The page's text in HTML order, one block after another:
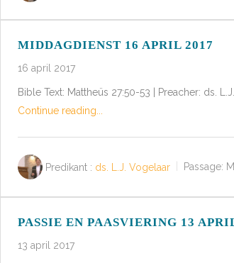
MIDDAGDIENST 16 APRIL 2017
16 april 2017
Bible Text: Mattheüs 27:50-53 | Preacher: ds.
Continue reading...
Predikant : ds. L.J. Vogelaar Passage:
PASSIE EN PAASVIERING 13
13 april 2017